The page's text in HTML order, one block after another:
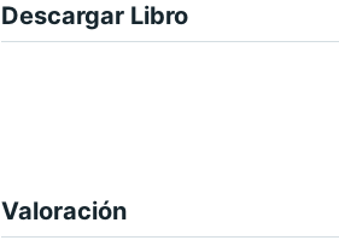
Descargar Libro
Valoración